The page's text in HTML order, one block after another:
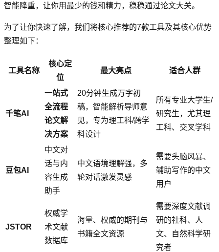
智能降重，让你用最少的钱和精力，稳稳通过论文大关。
为了让你快速了解，我们将核心推荐的7款工具及其核心优势
整理如下：
工具名称
核心定
位
最大亮点 适合人群
千笔AI
一站式
全流程
论文解
决方案
20分钟生成万字初
稿，智能解析导师意
见，专为理工科/跨学
科设计
所有专业大学生/
研究生，尤其理
工科、交叉学科
豆包AI
中文对
话与内
容生成
助手
中文语境理解强，多
轮对话激发灵感
需要头脑风暴、
辅助写作的中文
用户
JSTOR
权威学
术文献
数据库
海量、权威的期刊与
书籍全文资源
需要深度文献调
研的社科、人
文、自然科学研
究者